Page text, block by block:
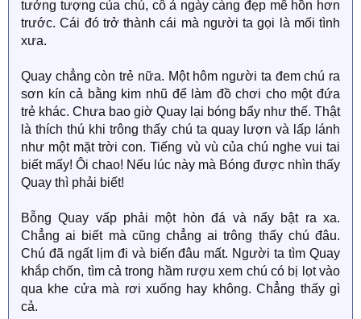
tưởng tượng của chú, cô ả ngày càng đẹp mê hồn hơn
trước. Cái đó trở thành cái mà người ta gọi là mối tình
xưa.
Quay chẳng còn trẻ nữa. Một hôm người ta đem chú ra
sơn kín cả bằng kim nhũ để làm đồ chơi cho một đứa
trẻ khác. Chưa bao giờ Quay lại bóng bẩy như thế. Thật
là thích thú khi trông thấy chú ta quay lượn và lấp lánh
như một mặt trời con. Tiếng vù vù của chú nghe vui tai
biết mấy! Ôi chao! Nếu lúc này mà Bóng được nhìn thấy
Quay thì phải biết!
Bỗng Quay vấp phải một hòn đá và nẩy bật ra xa.
Chẳng ai biết mà cũng chẳng ai trông thấy chú đâu.
Chú đã ngất lịm đi và biến đâu mất. Người ta tìm Quay
khắp chốn, tìm cả trong hầm rượu xem chú có bị lọt vào
qua khe cửa mà rơi xuống hay không. Chẳng thấy gì
cả.